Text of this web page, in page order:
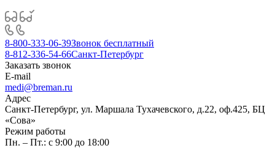
8-800-333-06-39Звонок бесплатный
8-812-336-54-66Санкт-Петербург
Заказать звонок
E-mail
medi@breman.ru
Адрес
Санкт-Петербург, ул. Маршала Тухачевского, д.22, оф.425, БЦ
«Сова»
Режим работы
Пн. – Пт.: с 9:00 до 18:00